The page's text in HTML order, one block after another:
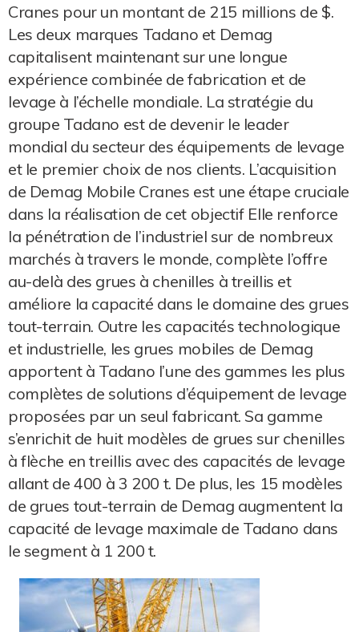
Cranes pour un montant de 215 millions de $.
Les deux marques Tadano et Demag
capitalisent maintenant sur une longue
expérience combinée de fabrication et de
levage à l’échelle mondiale. La stratégie du
groupe Tadano est de devenir le leader
mondial du secteur des équipements de levage
et le premier choix de nos clients. L’acquisition
de Demag Mobile Cranes est une étape cruciale
dans la réalisation de cet objectif Elle renforce
la pénétration de l’industriel sur de nombreux
marchés à travers le monde, complète l’offre
au-delà des grues à chenilles à treillis et
améliore la capacité dans le domaine des grues
tout-terrain. Outre les capacités technologique
et industrielle, les grues mobiles de Demag
apportent à Tadano l’une des gammes les plus
complètes de solutions d’équipement de levage
proposées par un seul fabricant. Sa gamme
s’enrichit de huit modèles de grues sur chenilles
à flèche en treillis avec des capacités de levage
allant de 400 à 3 200 t. De plus, les 15 modèles
de grues tout-terrain de Demag augmentent la
capacité de levage maximale de Tadano dans
le segment à 1 200 t.